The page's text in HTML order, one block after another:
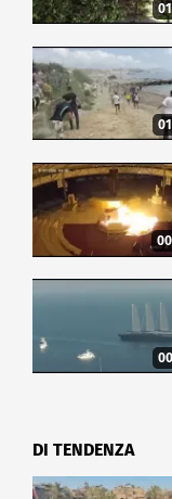
DI TENDENZA